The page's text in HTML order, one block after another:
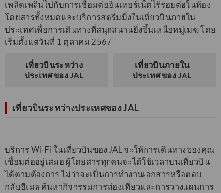
เพลิดเพลินไปกับการเชื่อมต่ออินเทอร์เน็ตไร้รอยต่อในห้อง
โดยสารทั้งหมดและบริการสตรีมมิ่งในเที่ยวบินภายใน
ประเทศเพื่อการเดินทางที่สนุกสนานยิ่งขึ้นเหนือหมู่เมฆ โดย
เริ่มตั้งแต่วันที่ 1 ตุลาคม 2567
เที่ยวบินระหว่าง
ประเทศของ JAL
เที่ยวบินภายใน
ประเทศของ JAL
เที่ยวบินระหว่างประเทศของ JAL
บริการ Wi-Fi ในเที่ยวบินของ JAL จะให้การเดินทางของคุณ
เชื่อมต่ออยู่เสมอ ผู้โดยสารทุกคนจะได้ใช้เวลาบนเที่ยวบิน
ได้ตามต้องการ ไม่ว่าจะเป็นการทำงานเอกสารหรือตอบ
กลับอีเมล ค้นหากิจกรรมการท่องเที่ยวและการวางแผนการ